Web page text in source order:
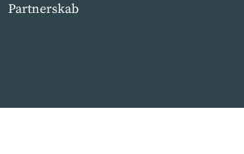
Partnerskab